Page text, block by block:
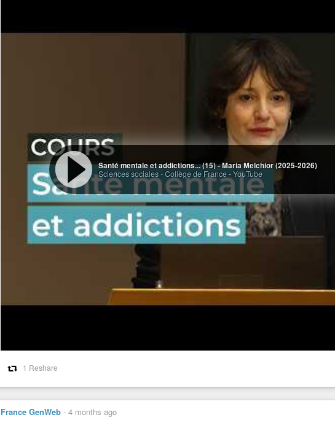
Santé mentale et addictions... (15) - Maria Melchior (2025-2026)
Sciences sociales - Collège de France-YouTube
1 Reshare
France GenWeb - 4 months ago